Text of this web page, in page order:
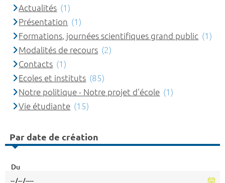
Actualités (1)
Présentation (1)
Formations, journées scientifiques grand public (1)
Modalités de recours (2)
Contacts (1)
Ecoles et instituts (85)
Notre politique - Notre projet d'école (1)
Vie étudiante (15)
Par date de création
Du